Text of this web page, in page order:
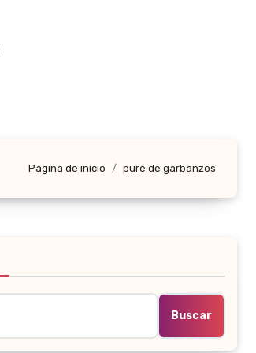
Página de inicio puré de garbanzos
Buscar